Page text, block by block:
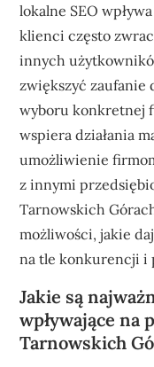
lokalne SEO
klienci często
innych
zwiększyć zaufanie
wyboru konkretnej
wspiera działania
umożliwienie
z innymi
Tarnowskich
możliwości, jakie
na tle konkurencji i
Jakie są
wpływające na
Tarnowskich